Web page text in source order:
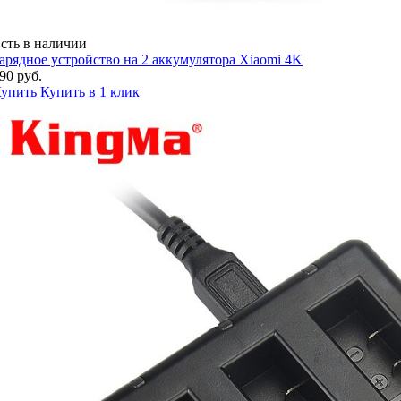
в наличии
устройство на 2 аккумулятора Xiaomi 4K
руб.
Купить в 1 клик